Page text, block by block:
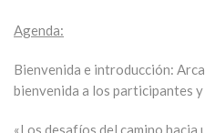
Agenda:
Bienvenida e introducción:
bienvenida a los participantes
«Los desafíos del camino hacia